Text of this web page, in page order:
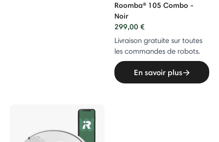
Roomba® 105 Combo -
Noir
299,00 €
Livraison gratuite sur toutes
les commandes de robots.
En savoir plus